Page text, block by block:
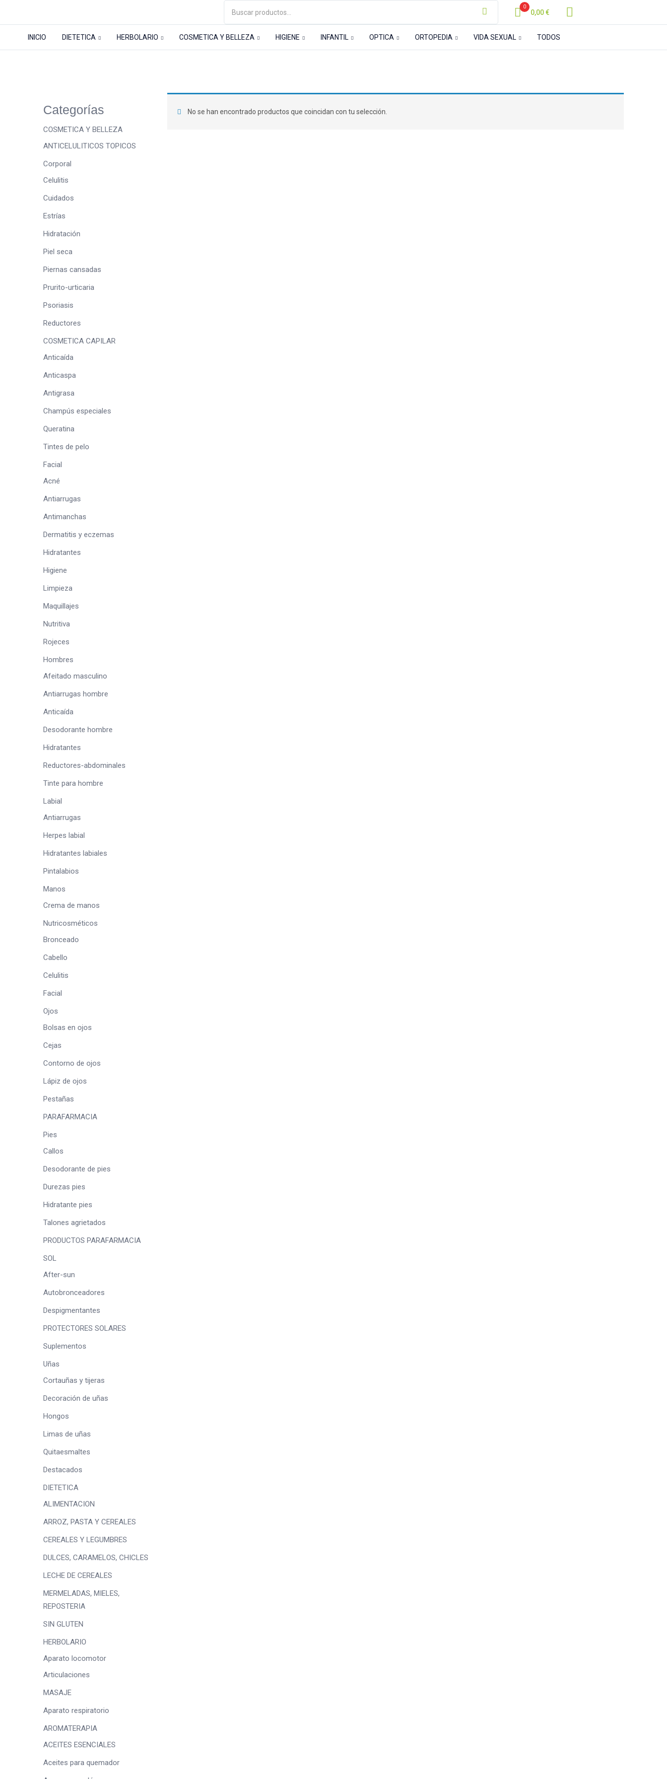
0
0,00€
INICIO DIETETICA HERBOLARIO COSMETICA Y BELLEZA HIGIENE INFANTIL OPTICA ORTOPEDIA VIDA SEXUAL TODOS
Tienda
Categorías
COSMETICA Y BELLEZA
ANTICELULITICOS TOPICOS
Corporal
Celulitis
Cuidados
Estrías
Hidratación
Piel seca
Piernas cansadas
Prurito-urticaria
Psoriasis
Reductores
COSMETICA CAPILAR
Anticaída
Anticaspa
Antigrasa
Champús especiales
Queratina
Tintes de pelo
Facial
Acné
Antiarrugas
Antimanchas
Dermatitis y eczemas
Hidratantes
Higiene
Limpieza
Maquillajes
Nutritiva
Rojeces
Hombres
Afeitado masculino
Antiarrugas hombre
Anticaída
Desodorante hombre
Hidratantes
Reductores-abdominales
Tinte para hombre
Labial
Antiarrugas
Herpes labial
Hidratantes labiales
Pintalabios
Manos
Crema de manos
Nutricosméticos
Bronceado
Cabello
Celulitis
Facial
Ojos
Bolsas en ojos
Cejas
Contorno de ojos
Lápiz de ojos
Pestañas
PARAFARMACIA
Pies
Callos
Desodorante de pies
Durezas pies
Hidratante pies
Talones agrietados
PRODUCTOS PARAFARMACIA
SOL
After-sun
Autobronceadores
Despigmentantes
PROTECTORES SOLARES
Suplementos
Uñas
Cortauñas y tijeras
Decoración de uñas
Hongos
Limas de uñas
Quitaesmaltes
Destacados
DIETETICA
ALIMENTACION
ARROZ, PASTA Y CEREALES
CEREALES Y LEGUMBRES
DULCES, CARAMELOS, CHICLES
LECHE DE CEREALES
MERMELADAS, MIELES,
REPOSTERIA
SIN GLUTEN
HERBOLARIO
Aparato locomotor
Articulaciones
MASAJE
Aparato respiratorio
AROMATERAPIA
ACEITES ESENCIALES
Aceites para quemador
No se han encontrado productos que coincidan con tu selección.